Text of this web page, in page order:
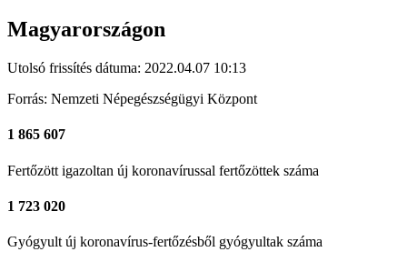
Magyarországon
Utolsó frissítés dátuma: 2022.04.07 10:13
Forrás: Nemzeti Népegészségügyi Központ
1 865 607
Fertőzött igazoltan új koronavírussal fertőzöttek száma
1 723 020
Gyógyult új koronavírus-fertőzésből gyógyultak száma